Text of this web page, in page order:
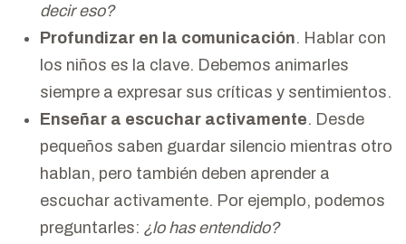
decir eso?
Profundizar en la comunicación. Hablar con
los niños es la clave. Debemos animarles
siempre a expresar sus críticas y sentimientos.
Enseñar a escuchar activamente. Desde
pequeños saben guardar silencio mientras otro
hablan, pero también deben aprender a
escuchar activamente. Por ejemplo, podemos
preguntarles: ¿lo has entendido?